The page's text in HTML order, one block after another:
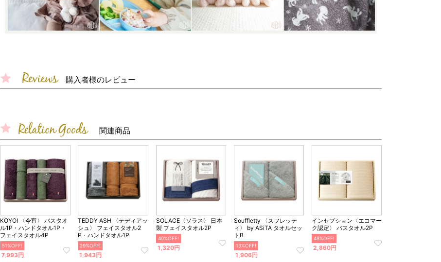
購入者様のレビュー
関連商品
KOYOI 〈今宵〉 バスタオ
ル1P・ハンドタオル1P・
フェイスタオル4P
51%OFF!
7,993円
TEDDY ASH 〈テディアッ
シュ〉 フェイスタオル2
P・ハンドタオル1P
29%OFF!
1,943円
SOLACE〈ソラス〉 日本
製 フェイスタオル2P
40%OFF!
1,320円
Souffletty 〈スフレッテ
ィ〉 by ASiTA タオルセッ
トB
13%OFF!
1,906円
インセプション〈エコマー
ク認定〉 バスタオル2P
48%OFF!
2,860円